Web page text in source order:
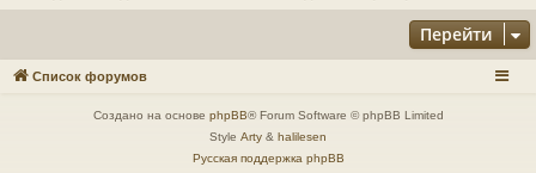
Перейти
Список форумов
Создано на основе phpBB® Forum Software © phpBB Limited
Style Arty & halilesen
Русская поддержка phpBB